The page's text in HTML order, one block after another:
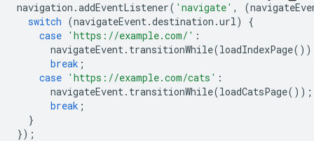
navigation .addEventListener( 'navigate' , (
switch (navigateEvent.destination .url)
{
case 'https://example.com/' :
navigateEvent. transitionWhile(loadIndexPage
break ;
case 'https://example.com/cats' :
navigateEvent. transitionWhile(loadCatsPage());
break ;
}
});